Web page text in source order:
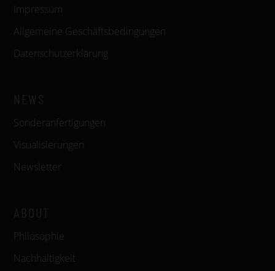
Impressum
Allgemeine Geschäftsbedingungen
Datenschutzerklärung
Sonderanfertigungen
Visualisierungen
Newsletter
Philosophie
Nachhaltigkeit